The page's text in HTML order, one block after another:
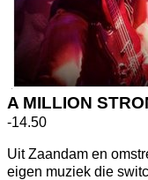
A MILLION
-14.50
Uit Zaandam en
eigen muziek die